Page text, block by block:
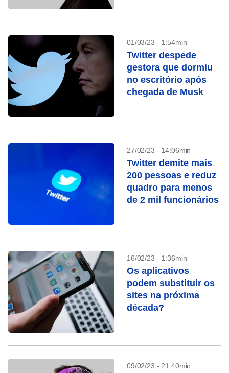
01/03/23 - 1:54min
Twitter despede
gestora que dormiu
no escritório após
chegada de Musk
27/02/23 - 14:06min
Twitter demite mais
200 pessoas e reduz
quadro para menos
de 2 mil funcionários
16/02/23 - 1:36min
Os aplicativos
podem substituir os
sites na próxima
década?
09/02/23 - 21:40min